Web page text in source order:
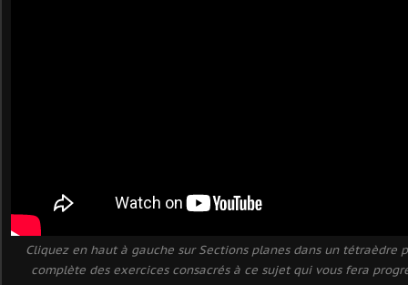
Cliquez en haut à gauche sur Sections planes dans un tétraèdre
complète des exercices consacrés à ce sujet qui vous fera